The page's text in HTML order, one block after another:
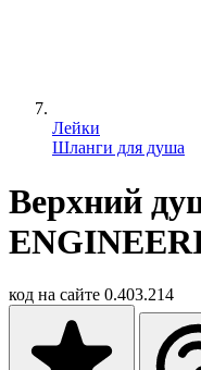
Лейки
Шланги для душа
Верхний
код на сайте 0.403.214